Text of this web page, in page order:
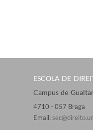
ESCOLA DE
Campus de Gualtar ​​
4710 - ​057 Braga
Email: